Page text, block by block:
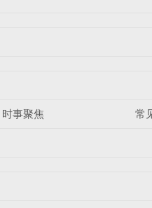
时事聚焦 常